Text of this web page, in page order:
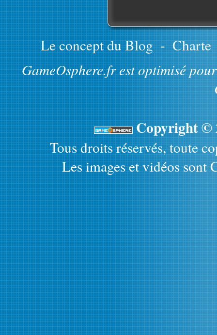
Le concept du Blog - Charte
GameOsphere.fr est optimisé
Copyright ©
Tous droits réservés, toute
Les images et vidéos